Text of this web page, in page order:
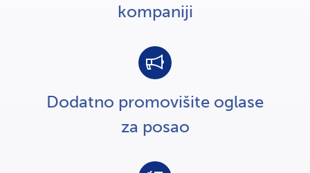
kompaniji
Dodatno promovišite oglase
za posao